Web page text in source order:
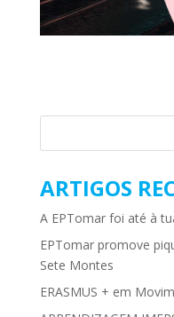
ARTIGOS
A EPTomar foi até à
EPTomar promove
Sete Montes
ERASMUS + em